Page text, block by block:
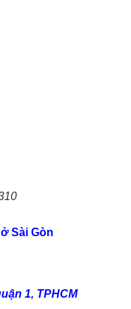
Sài Gòn
1, TPHCM